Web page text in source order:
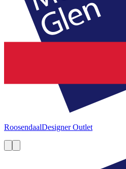
RoosendaalDesigner Outlet